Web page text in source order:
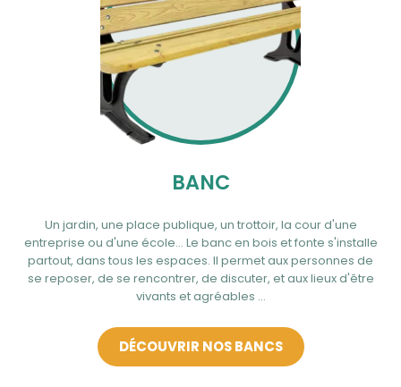
BANC
Un jardin, une place publique, un trottoir, la cour d'une
entreprise ou d'une école… Le banc en bois et fonte s'installe
partout, dans tous les espaces. Il permet aux personnes de
se reposer, de se rencontrer, de discuter, et aux lieux d'être
vivants et agréables ...
DÉCOUVRIR NOS BANCS